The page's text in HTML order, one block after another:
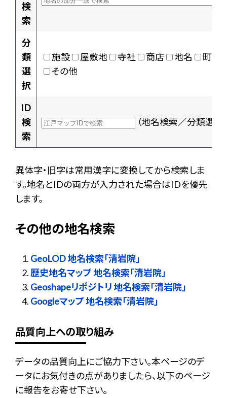
検
索
分
類
選
択
施設 屋敷地 寺社 商店 地名
町村
その他
ID
検
索
（地名検索／分類選択
異体字・旧字は常用漢字に変換してから検索しま
す。地名とIDの両方が入力された場合はIDを優先
します。
その他の地名検索
GeoLOD 地名検索「清岩院」
歴史地名マップ 地名検索「清岩院」
Geoshapeリポジトリ 地名検索「清岩院」
Googleマップ 地名検索「清岩院」
品質向上への取り組み
データの品質向上にご協力下さい。本ページのデ
ータにお気付きの点がありましたら、以下のページ
に報告をお寄せ下さい。